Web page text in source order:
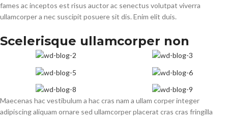
fames ac inceptos est risus auctor ac senectus volutpat viverra
ullamcorper a nec suscipit posuere sit dis. Enim elit duis.
Scelerisque ullamcorper non
Maecenas hac vestibulum a hac cras nam a ullam corper integer
adipiscing aliquam ornare sed ullamcorper placerat cras cras fringilla